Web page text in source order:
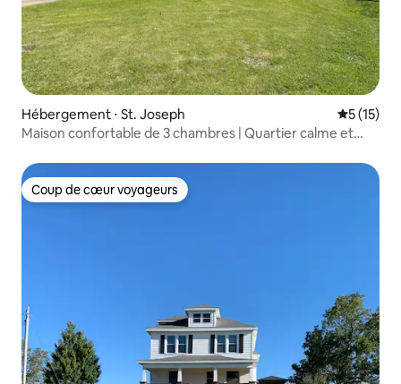
Hébergement ⋅ St. Joseph
5 (15)
Maison confortable de 3 chambres | Quartier calme et
Coup de cœur voyageurs
Coup de cœur voyageurs